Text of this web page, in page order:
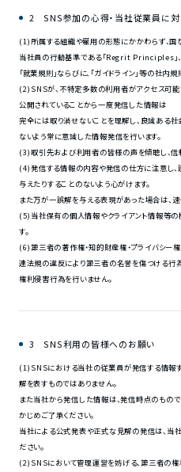
2 SNS参加の心得・当社従業員に対
(1)所属する組織や雇用の形態にかかわらず、国
当社員の行動基準である「Regrit Principles」、
「就業規則」ならびに、「ガイドライン」等の社内規
(2)SNSが、不特定多数の利用者がアクセス可能
公開されていることから一度発信した情報は
完全には取り消せないことを理解し、良識ある
ないよう常に意識した情報発信を行います。
(3)取引先および利用者の皆様の声を傾聴し、信
(4)発信する情報の内容や発信の仕方に注意し、
与えたりすることのないよう心がけます。
また万が一誤解を与える表現があった場合は、
(5)当社保有の個人情報やクライアント情報等
す。
(6)第三者の著作権・知的財産権・プライバシー
連法規の違反により第三者の名誉を傷つける行
権利侵害行為を行いません。
3 SNS利用の皆様へのお願い
(1)SNSにおける当社の従業員が発信する情報
解を表すものではありません。
また当社から発信した情報は、発信時点のもので
かじめご了承ください。
当社による公式発表や正式な見解の発信は、当社
ださい。
(2)SNSにおいて管理運営を妨げる、第三者の